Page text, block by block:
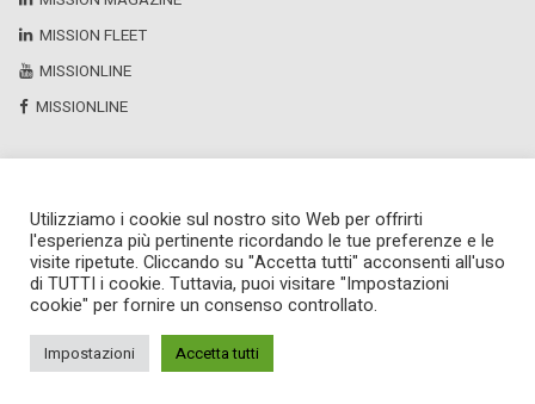
MISSION FLEET
MISSIONLINE
MISSIONLINE
Copyright © 2025 by Newsteca
P.Iva 13171520151
Newsteca S.r.l.
Via Larga, 6
Utilizziamo i cookie sul nostro sito Web per offrirti
l'esperienza più pertinente ricordando le tue preferenze e le
visite ripetute. Cliccando su "Accetta tutti" acconsenti all'uso
di TUTTI i cookie. Tuttavia, puoi visitare "Impostazioni
cookie" per fornire un consenso controllato.
Impostazioni Accetta tutti